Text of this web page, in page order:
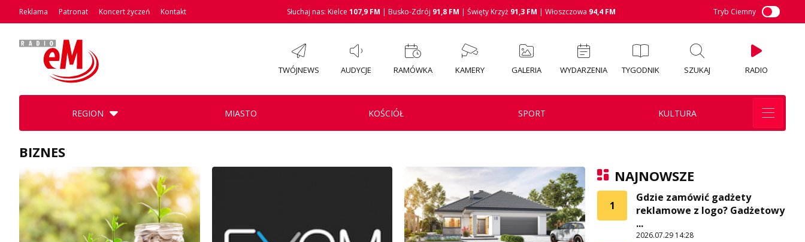
Reklama Patronat Koncert życzeń Kontakt Słuchaj nas: Kielce 107,9 FM | Busko-Zdrój 91,8 FM | Święty Krzyż 91,3 FM | Włoszczowa 94,4 FM Tryb Ciemny
TWÓJNEWS AUDYCJE RAMÓWKA KAMERY GALERIA WYDARZENIA TYGODNIK SZUKAJ RADIO
REGION MIASTO KOŚCIÓŁ SPORT KULTURA
BIZNES
NAJNOWSZE
1
Gdzie zamówić gadżety
reklamowe z logo? Gadżetowy
...
2026.07.29 14:28